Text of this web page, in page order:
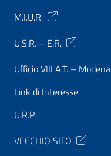
M.I.U.R.
U.S.R. – E.R.
Ufficio VIII A.T. – Modena
Link di Interesse
U.R.P.
VECCHIO SITO